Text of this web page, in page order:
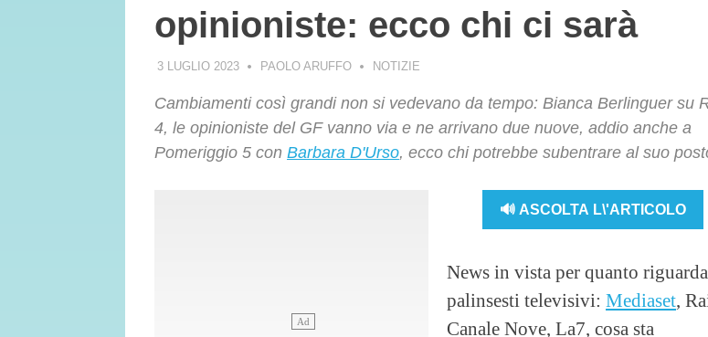
opinioniste: ecco chi ci sarà
3 LUGLIO 2023 PAOLO ARUFFO NOTIZIE
Cambiamenti così grandi non si vedevano da tempo: Bianca Berlinguer su
4, le opinioniste del GF vanno via e ne arrivano due nuove, addio anche a
Pomeriggio 5 con Barbara D'Urso, ecco chi potrebbe subentrare al suo
🔊 ASCOLTA L\'ARTICOLO
News in vista per quanto
palinsesti televisivi: Mediaset,
Canale Nove, La7, cosa sta